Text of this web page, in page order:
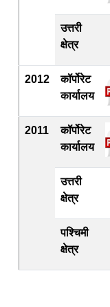
उत्तरी
क्षेत्र
2012
कॉर्पोरेट
कार्यालय
2011
कॉर्पोरेट
कार्यालय
उत्तरी
क्षेत्र
पश्चिमी
क्षेत्र